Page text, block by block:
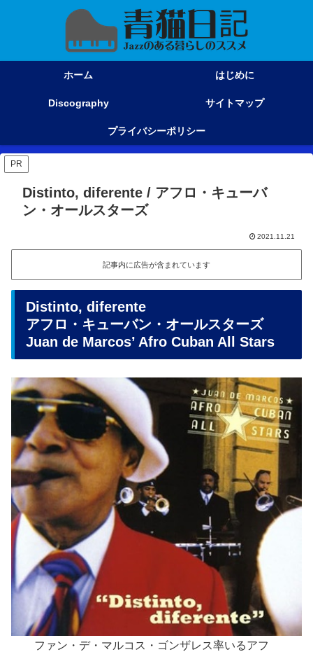
ホーム はじめに
Discography サイトマップ
プライバシーポリシー
PR
Distinto, diferente / アフロ・キューバ
ン・オールスターズ
2021.11.21
記事内に広告が含まれています
Distinto, diferente
アフロ・キューバン・オールスターズ
Juan de Marcos’ Afro Cuban All Stars
ファン・デ・マルコス・ゴンザレス率いるアフ